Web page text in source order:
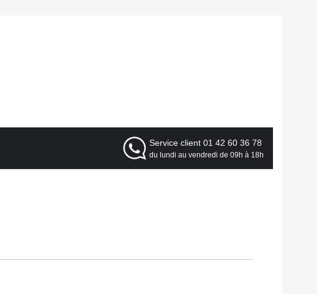
Service client 01 42 60 36 78
du lundi au vendredi de 09h à 18h